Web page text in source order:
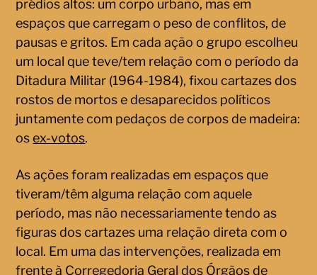
prédios altos: um corpo urbano, mas em
espaços que carregam o peso de conflitos, de
pausas e gritos. Em cada ação o grupo escolheu
um local que teve/tem relação com o período da
Ditadura Militar (1964-1984), fixou cartazes dos
rostos de mortos e desaparecidos políticos
juntamente com pedaços de corpos de madeira:
osex-votos.
As ações foram realizadas em espaços que
tiveram/têm alguma relação com aquele
período, mas não necessariamente tendo as
figuras dos cartazes uma relação direta com o
local. Em uma das intervenções, realizada em
frente à Corregedoria Geral dos Órgãos de